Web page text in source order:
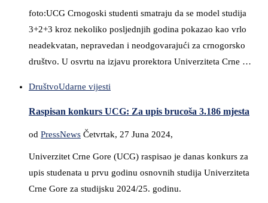
foto:UCG Crnogoski studenti smatraju da se model studija
3+2+3 kroz nekoliko posljednjih godina pokazao kao vrlo
neadekvatan, nepravedan i neodgovarajući za crnogorsko
društvo. U osvrtu na izjavu prorektora Univerziteta Crne …
DruštvoUdarne vijesti
Raspisan konkurs UCG: Za upis brucoša 3.186 mjesta
od PressNews Četvrtak, 27 Juna 2024,
Univerzitet Crne Gore (UCG) raspisao je danas konkurs za
upis studenata u prvu godinu osnovnih studija Univerziteta
Crne Gore za studijsku 2024/25. godinu.